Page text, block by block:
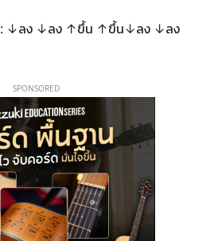
: ↓ลง ↓ลง ↑ขึ้น ↑ขึ้น↓ลง ↓ลง
SPONSORED